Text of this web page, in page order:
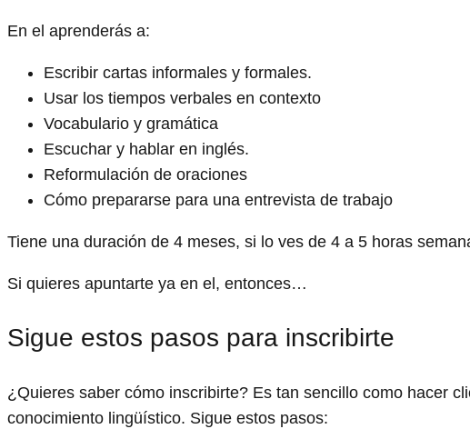
En el aprenderás a:
Escribir cartas informales y formales.
Usar los tiempos verbales en contexto
Vocabulario y gramática
Escuchar y hablar en inglés.
Reformulación de oraciones
Cómo prepararse para una entrevista de trabajo
Tiene una duración de 4 meses, si lo ves de 4 a 5 horas
Si quieres apuntarte ya en el, entonces…
Sigue estos pasos para inscribirte
¿Quieres saber cómo inscribirte? Es tan sencillo como hacer
conocimiento lingüístico. Sigue estos pasos: